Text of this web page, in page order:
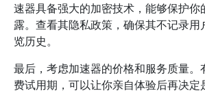
速器具备强大的加密技术，能够保护你
露。查看其隐私政策，确保其不记录用
览历史。
最后，考虑加速器的价格和服务质量。
费试用期，可以让你亲自体验后再决定